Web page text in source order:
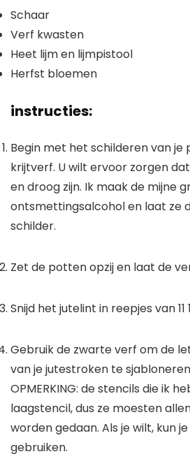
Schaar
Verf kwasten
Heet lijm en lijmpistool
Herfst bloemen
instructies:
Begin met het schilderen van
krijtverf. U wilt ervoor zorgen
en droog zijn. Ik maak de mijne
ontsmettingsalcohol en laat ze
schilder.
Zet de potten opzij en laat de
Snijd het jutelint in reepjes van 11
Gebruik de zwarte verf om de
van je jutestroken te
OPMERKING: de stencils die ik
laagstencil, dus ze moesten
worden gedaan. Als je wilt, kun
gebruiken.